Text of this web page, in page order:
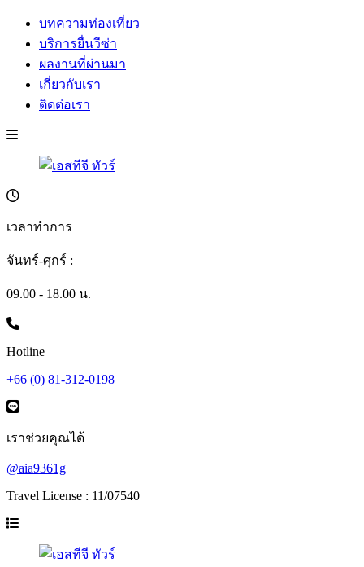
บทความท่องเที่ยว
บริการยื่นวีซ่า
ผลงานที่ผ่านมา
เกี่ยวกับเรา
ติดต่อเรา
เวลาทำการ
จันทร์-ศุกร์ :
09.00 - 18.00 น.
Hotline
+66 (0) 81-312-0198
เราช่วยคุณได้
@aia9361g
Travel License : 11/07540